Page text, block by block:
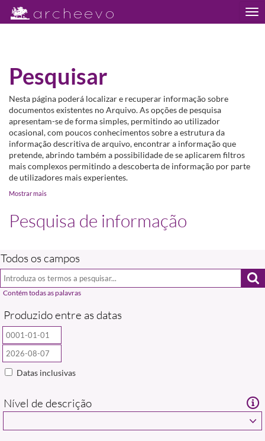
Pesquisar
Nesta página poderá localizar e recuperar informação sobre
documentos existentes no Arquivo. As opções de pesquisa
apresentam-se de forma simples, permitindo ao utilizador
ocasional, com poucos conhecimentos sobre a estrutura da
informação descritiva de arquivo, encontrar a informação que
pretende, abrindo também a possibilidade de se aplicarem filtros
mais complexos permitindo a descoberta de informação por parte
de utilizadores mais experientes.
Mostrar mais
Pesquisa de informação
Todos os campos
Produzido entre as datas
Datas inclusivas
Nível de descrição